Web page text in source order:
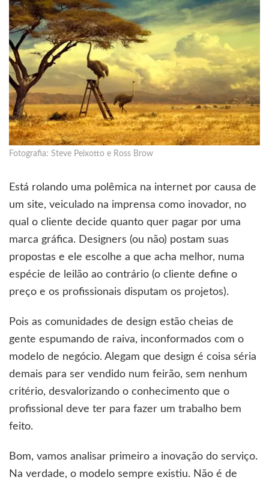
Fotografia: Steve Peixotto e Ross Brow
Está rolando uma polêmica na internet por causa de
um site, veiculado na imprensa como inovador, no
qual o cliente decide quanto quer pagar por uma
marca gráfica. Designers (ou não) postam suas
propostas e ele escolhe a que acha melhor, numa
espécie de leilão ao contrário (o cliente define o
preço e os profissionais disputam os projetos).
Pois as comunidades de design estão cheias de
gente espumando de raiva, inconformados com o
modelo de negócio. Alegam que design é coisa séria
demais para ser vendido num feirão, sem nenhum
critério, desvalorizando o conhecimento que o
profissional deve ter para fazer um trabalho bem
feito.
Bom, vamos analisar primeiro a inovação do serviço.
Na verdade, o modelo sempre existiu. Não é de